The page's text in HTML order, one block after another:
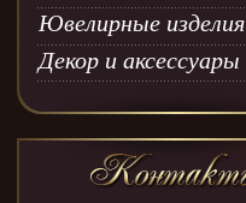
Ювелирные изделия
Декор и аксессуары